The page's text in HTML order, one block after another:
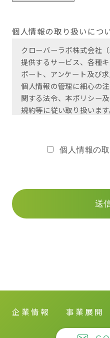
個人情報の取り扱いにつ
クローバーラボ株式会社
提供するサービス、各種
ポート、アンケート及び
個人情報の管理に細心の
関する法令、本ポリシー
規約等に従い取り扱います
本ポリシーにおける「個
及び他の情報と容易に照
り特定の個人が識別され
外の利用を行いません。
個人情報の
企業情報 事業展開